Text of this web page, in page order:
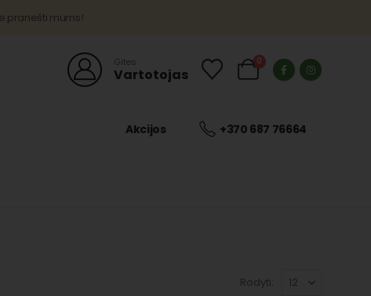
pranešti mums!
Gites
Vartotojas
0
Akcijos +370 687 76664
Rodyti: